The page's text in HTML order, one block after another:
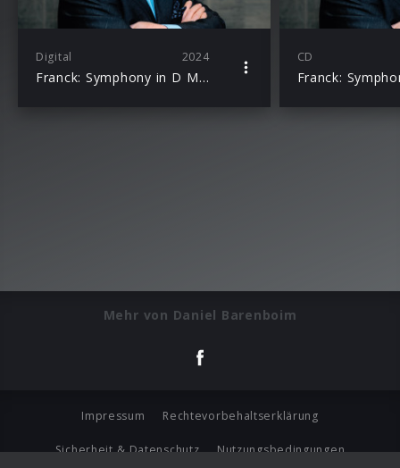
Digital 2024
Franck: Symphony in D Minor – Fauré: Pelléas et Mélisande
CD
Mehr von Daniel Barenboim
Impressum Rechtevorbehaltserklärung
Sicherheit & Datenschutz Nutzungsbedingungen